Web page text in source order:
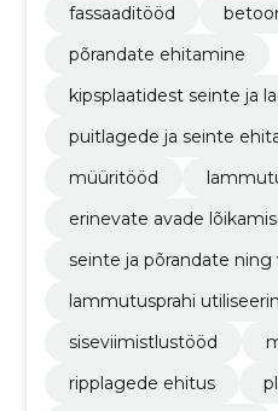
fassaaditööd
põrandate ehitamine
kipsplaatidest seinte ja
puitlagede ja seinte
müüritööd
erinevate avade
seinte ja põrandate
lammutusprahi
siseviimistlustööd
ripplagede ehitus